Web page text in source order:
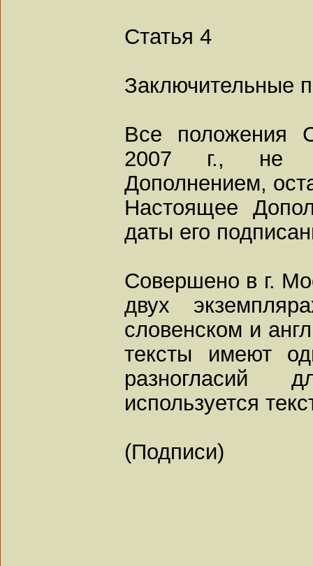
Статья 4
Заключительные
Все положения
2007 г., не
Дополнением,
Настоящее
даты его
Совершено в г.
двух
словенском и
тексты имеют
разногласий
используется
(Подписи)